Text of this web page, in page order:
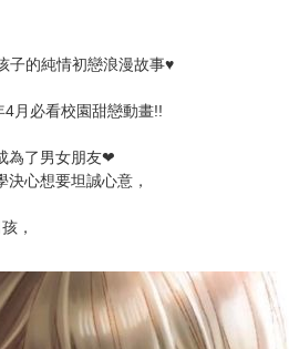
取貨≦1次 未完成交易≦1次 （近半年）
子的純情初戀浪漫故事♥
4月必看校園甜戀動畫!!